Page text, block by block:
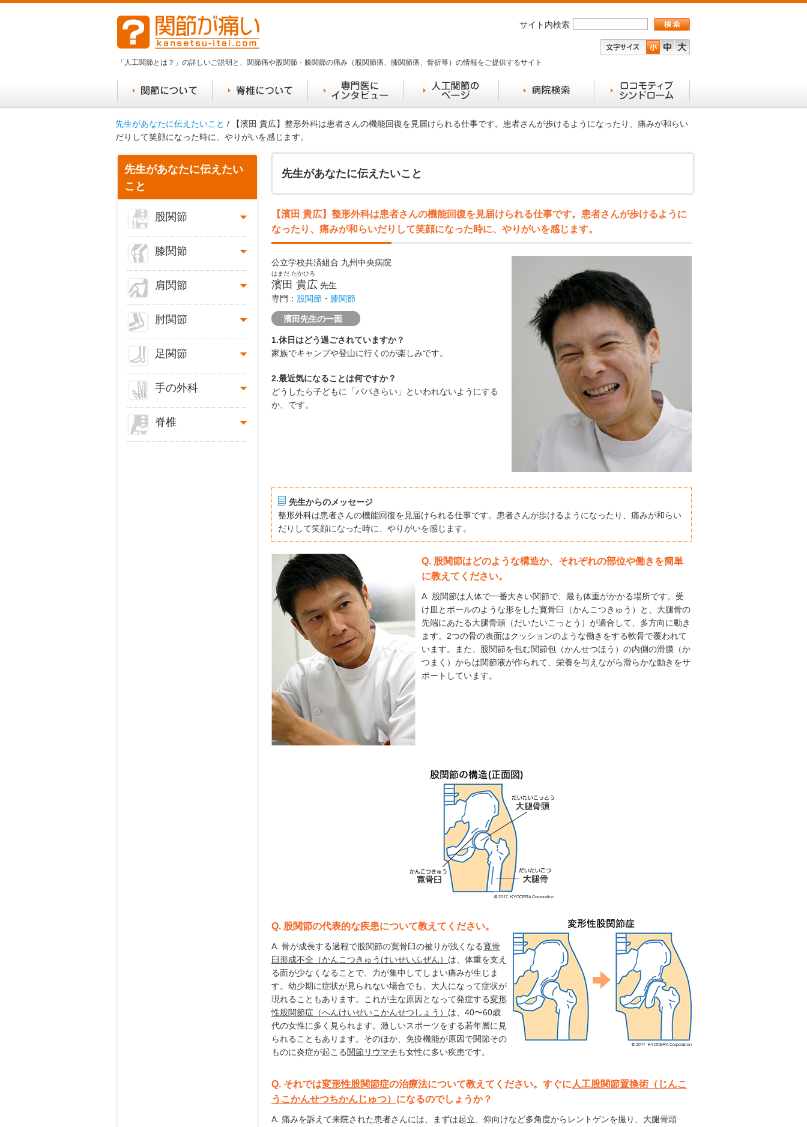
「人工関節とは？」の詳しいご説明と、関節痛や股関節・膝関節の痛み（股関節痛、膝関節痛、骨折等）の情報をご提供するサイト
サイト内検索
先生があなたに伝えたいこと / 【濱田 貴広】整形外科は患者さんの機能回復を見届けられる仕事です。患者さんが歩けるようになったり、痛みが和らい
だりして笑顔になった時に、やりがいを感じます。
先生があなたに伝えたいこと
【濱田 貴広】整形外科は患者さんの機能回復を見届けられる仕事です。患者さんが歩けるように
なったり、痛みが和らいだりして笑顔になった時に、やりがいを感じます。
公立学校共済組合 九州中央病院
はまだ たかひろ
濱田 貴広 先生
専門： 股関節 ・ 膝関節
濱田先生の一面
1.休日はどう過ごされていますか？
家族でキャンプや登山に行くのが楽しみです。
2.最近気になることは何ですか？
どうしたら子どもに「パパきらい」といわれないようにする
か、です。
先生からのメッセージ
整形外科は患者さんの機能回復を見届けられる仕事です。患者さんが歩けるようになったり、痛みが和らい
だりして笑顔になった時に、やりがいを感じます。
Q. 股関節はどのような構造か、それぞれの部位や働きを簡単
に教えてください。
A. 股関節は人体で一番大きい関節で、最も体重がかかる場所です。受
け皿とボールのような形をした寛骨臼（かんこつきゅう）と、大腿骨の
先端にあたる大腿骨頭（だいたいこっとう）が適合して、多方向に動き
ます。2つの骨の表面はクッションのような働きをする軟骨で覆われて
います。また、股関節を包む関節包（かんせつほう）の内側の滑膜（か
つまく）からは関節液が作られて、栄養を与えながら滑らかな動きをサ
ポートしています。
Q. 股関節の代表的な疾患について教えてください。
A. 骨が成長する過程で股関節の寛骨臼の被りが浅くなる寛骨
臼形成不全（かんこつきゅうけいせいふぜん） は、体重を支え
る面が少なくなることで、力が集中してしまい痛みが生じま
す。幼少期に症状が見られない場合でも、大人になって症状が
現れることもあります。これが主な原因となって発症する変形
性股関節症（へんけいせいこかんせつしょう） は、40〜60歳
代の女性に多く見られます。激しいスポーツをする若年層に見
られることもあります。そのほか、免疫機能が原因で関節その
ものに炎症が起こる関節リウマチも女性に多い疾患です。
Q. それでは変形性股関節症の治療法について教えてください。すぐに 人工股関節置換術（じんこ
うこかんせつちかんじゅつ） になるのでしょうか？
A. 痛みを訴えて来院された患者さんには、まずは起立、仰向けなど多角度からレントゲンを撮り、大腿骨頭
先生があなたに伝えたい
こと
股関節
膝関節
肩関節
肘関節
足関節
手の外科
脊椎